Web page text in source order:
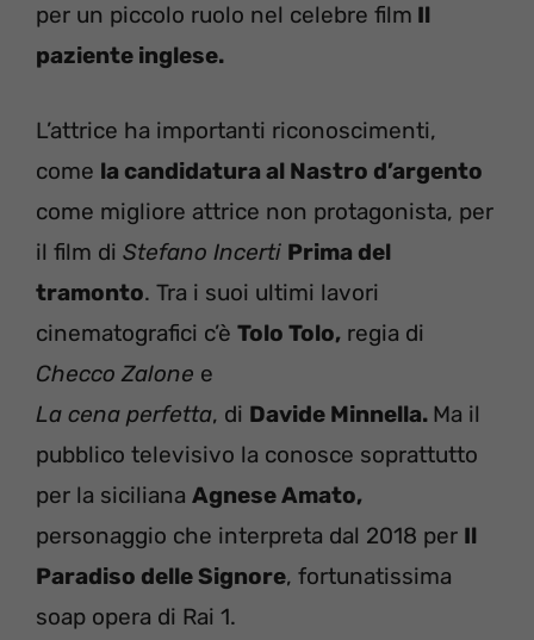
per un piccolo ruolo nel celebre film Il
paziente inglese.
L’attrice ha importanti riconoscimenti,
come la candidatura al Nastro d’argento
come migliore attrice non protagonista, per
il film di Stefano Incerti Prima del
tramonto. Tra i suoi ultimi lavori
cinematografici c’è Tolo Tolo, regia di
Checco Zalone e
La cena perfetta, di Davide Minnella. Ma il
pubblico televisivo la conosce soprattutto
per la siciliana Agnese Amato,
personaggio che interpreta dal 2018 per Il
Paradiso delle Signore, fortunatissima
soap opera di Rai 1.